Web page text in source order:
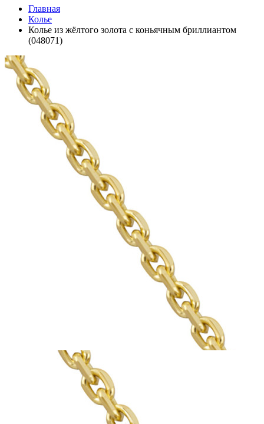
Главная
Колье
Колье из жёлтого золота с коньячным бриллиантом
(048071)